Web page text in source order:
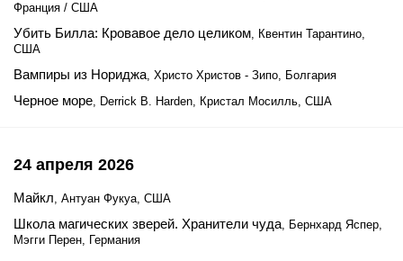
Франция / США
Убить Билла: Кровавое дело целиком, Квентин Тарантино,
США
Вампиры из Нориджа, Христо Христов - Зипо, Болгария
Черное море, Derrick B. Harden, Кристал Мосилль, США
24 апреля 2026
Майкл, Антуан Фукуа, США
Школа магических зверей. Хранители чуда, Бернхард Яспер,
Мэгги Перен, Германия